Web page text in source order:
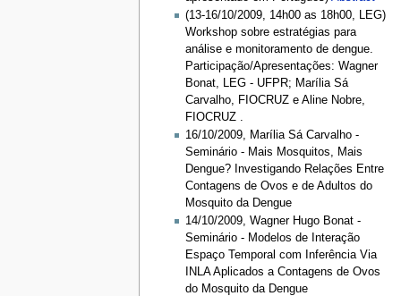
(13-16/10/2009, 14h00 as 18h00, LEG)
Workshop sobre estratégias para
análise e monitoramento de dengue.
Participação/Apresentações: Wagner
Bonat, LEG - UFPR; Marília Sá
Carvalho, FIOCRUZ e Aline Nobre,
FIOCRUZ .
16/10/2009, Marília Sá Carvalho -
Seminário - Mais Mosquitos, Mais
Dengue? Investigando Relações Entre
Contagens de Ovos e de Adultos do
Mosquito da Dengue
14/10/2009, Wagner Hugo Bonat -
Seminário - Modelos de Interação
Espaço Temporal com Inferência Via
INLA Aplicados a Contagens de Ovos
do Mosquito da Dengue